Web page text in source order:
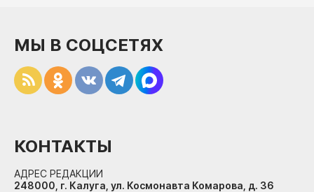
МЫ В СОЦСЕТЯХ
КОНТАКТЫ
АДРЕС РЕДАКЦИИ
248000, г. Калуга, ул. Космонавта Комарова, д. 36